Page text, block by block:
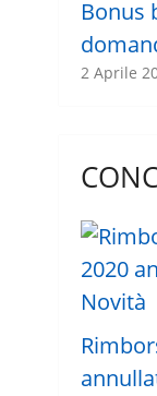
Bonus
2 Aprile